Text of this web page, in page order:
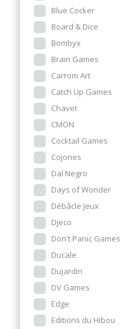
Blue Cocker
Board & Dice
Bombyx
Brain Games
Carrom Art
Catch Up Games
Chavet
CMON
Cocktail Games
Cojones
Dal Negro
Days of Wonder
Débâcle Jeux
Djeco
Don't Panic Games
Ducale
Dujardin
DV Games
Edge
Editions du Hibou